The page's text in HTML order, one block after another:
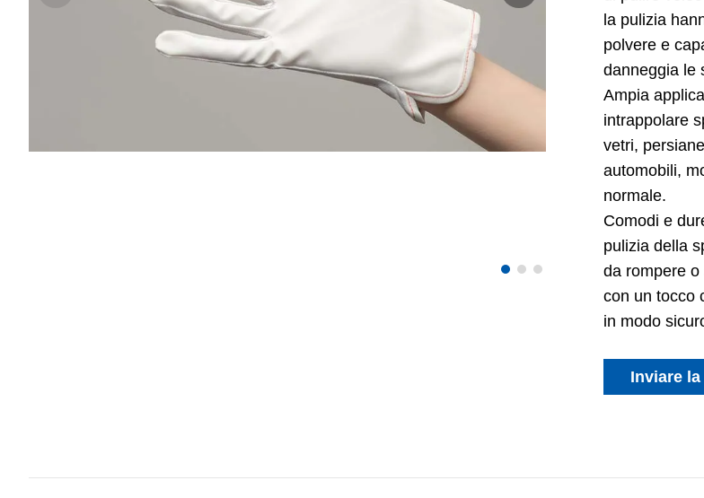
la pulizia
polvere e
danneggia le
Ampia
intrappolare
vetri,
automobili,
normale.
Comodi e
pulizia della
da rompere
con un tocco
in modo
Inviare